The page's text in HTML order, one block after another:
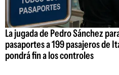
La jugada de Pedro Sánchez
pasaportes a 199 pasajeros de
pondrá fin a los controles